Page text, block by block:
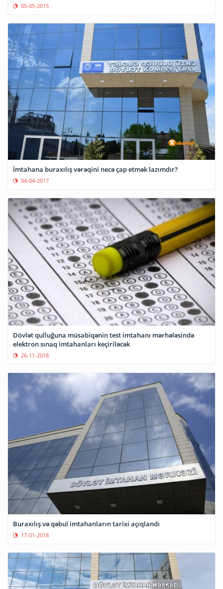
05-05-2015
İmtahana buraxılış vərəqini necə çap etmək lazımdır?
04-04-2017
Dövlət qulluğuna müsabiqənin test imtahanı mərhələsində
elektron sınaq imtahanları keçiriləcək
26-11-2018
Buraxılış və qəbul imtahanların tarixi açıqlandı
17-01-2018